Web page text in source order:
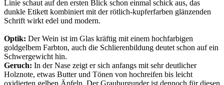
Linie schaut auf den ersten Blick schon einmal schick aus, das
dunkle Etikett kombiniert mit der rötlich-kupferfarben glänzenden
Schrift wirkt edel und modern.
Optik: Der Wein ist im Glas kräftig mit einem hochfarbigen
goldgelbem Farbton, auch die Schlierenbildung deutet schon auf ein
Schwergewicht hin.
Geruch: In der Nase zeigt er sich anfangs mit sehr deutlicher
Holznote, etwas Butter und Tönen von hochreifen bis leicht